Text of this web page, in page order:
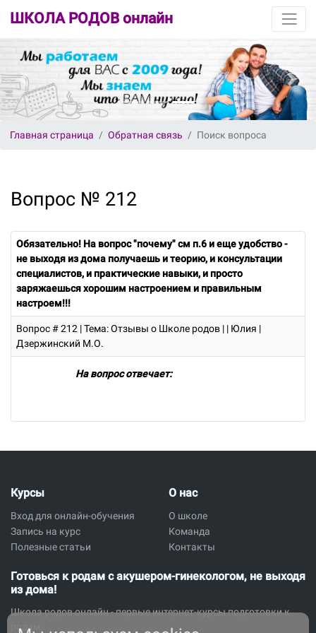
ШКОЛА РОДОВ онлайн
Главная страница Обратная связь Поиск вопроса
Вопрос № 212
Обязательно! На вопрос "почему" см п.6 и еще удобство -
не выходя из дома получаешь и теорию, и консультации
специалистов, и практические навыки, и просто
заряжаешься хорошим настроением и правильным
настроем!!!
Вопрос # 212 | Тема: Отзывы о Школе родов | | Юлия |
Дзержинский М.О.
На вопрос отвечает:
Курсы
Вход для онлайн-обучения
Запись на курс
Полезные статьи
О нас
О школе
Команда
Контакты
Готовься к родам с акушером-гинекологом, не выходя
из дома!
Школа родов онлайн - первые интернет-курсы подготовки к
родам.